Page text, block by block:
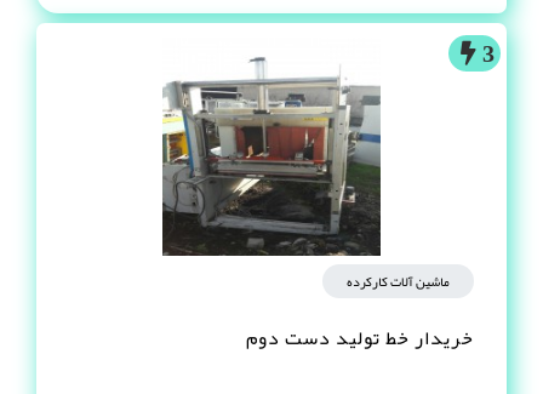
3
ماشین آلات کارکرده
خریدار خط تولید دست دوم